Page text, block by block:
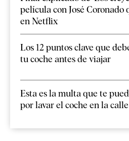
película con José Coronado
en Netflix
Los 12 puntos clave que
tu coche antes de viajar
Esta es la multa que te
por lavar el coche en la calle